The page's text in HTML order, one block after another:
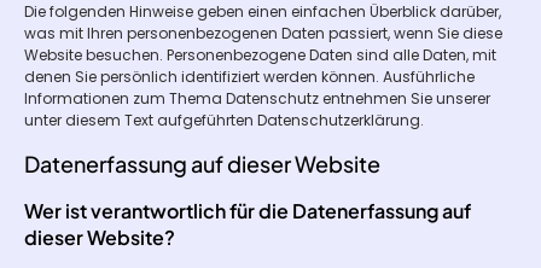
Die folgenden Hinweise geben einen einfachen Überblick darüber,
was mit Ihren personenbezogenen Daten passiert, wenn Sie diese
Website besuchen. Personenbezogene Daten sind alle Daten, mit
denen Sie persönlich identifiziert werden können. Ausführliche
Informationen zum Thema Datenschutz entnehmen Sie unserer
unter diesem Text aufgeführten Datenschutzerklärung.
Datenerfassung auf dieser Website
Wer ist verantwortlich für die Datenerfassung auf
dieser Website?